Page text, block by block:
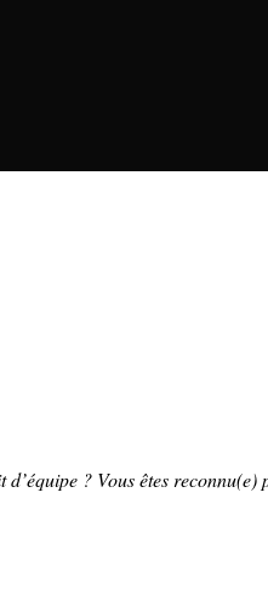
d’équipe ? Vous êtes